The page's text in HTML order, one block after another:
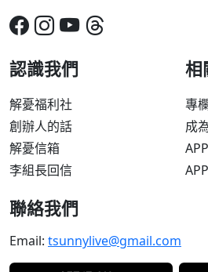
認識我們
解憂福利社
創辦人的話
解憂信箱
李組長回信
相
專
成
聯絡我們
Email: tsunnylive@gmail.com